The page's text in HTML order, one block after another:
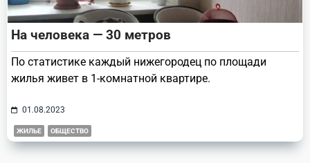
На человека — 30 метров
По статистике каждый нижегородец по площади
жилья живет в 1-комнатной квартире.
01.08.2023
ЖИЛЬЕ ОБЩЕСТВО